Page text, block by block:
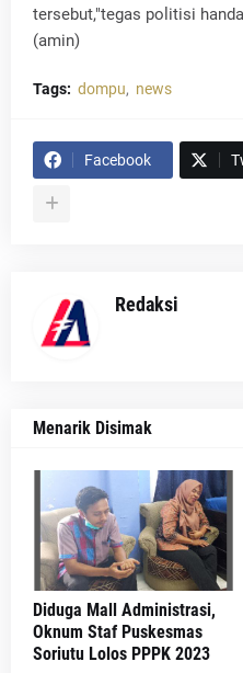
tersebut,"tegas politisi
(amin)
Tags: dompu news
Facebook
Redaksi
Menarik Disimak
Diduga Mall Administrasi,
Oknum Staf Puskesmas
Soriutu Lolos PPPK 2023